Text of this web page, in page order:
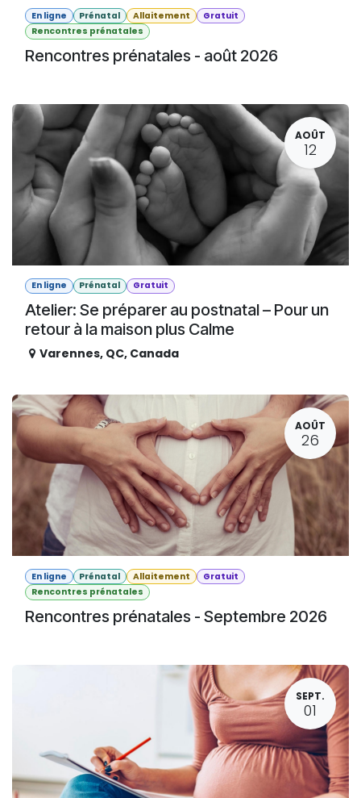
En ligne Prénatal Allaitement
Gratuit
Rencontres prénatales
Rencontres prénatales - août 2026
AOÛT
12
En ligne Prénatal Gratuit
Atelier: Se préparer au postnatal – Pour un
retour à la maison plus Calme
Varennes, QC, Canada
AOÛT
26
En ligne Prénatal Allaitement
Gratuit
Rencontres prénatales
Rencontres prénatales - Septembre 2026
SEPT.
01